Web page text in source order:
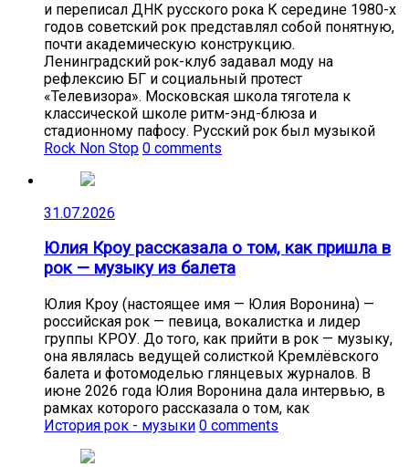
и переписал ДНК русского рока К середине 1980-х
годов советский рок представлял собой понятную,
почти академическую конструкцию.
Ленинградский рок-клуб задавал моду на
рефлексию БГ и социальный протест
«Телевизора». Московская школа тяготела к
классической школе ритм-энд-блюза и
стадионному пафосу. Русский рок был музыкой
Rock Non Stop 0 comments
31.07.2026
Юлия Кроу рассказала о том, как пришла в
рок — музыку из балета
Юлия Кроу (настоящее имя — Юлия Воронина) —
российская рок — певица, вокалистка и лидер
группы КРОУ. До того, как прийти в рок — музыку,
она являлась ведущей солисткой Кремлёвского
балета и фотомоделью глянцевых журналов. В
июне 2026 года Юлия Воронина дала интервью, в
рамках которого рассказала о том, как
История рок - музыки 0 comments